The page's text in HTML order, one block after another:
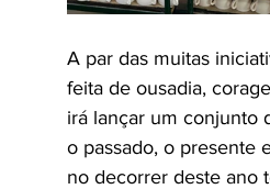
A par das muitas
feita de ousadia,
irá lançar um conjunto
o passado, o presente
no decorrer deste ano